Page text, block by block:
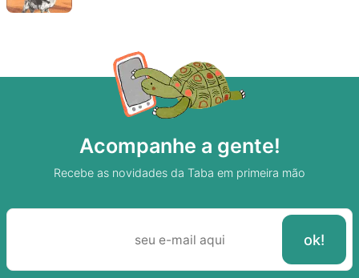
Acompanhe a gente!
Recebe as novidades da Taba em primeira mão